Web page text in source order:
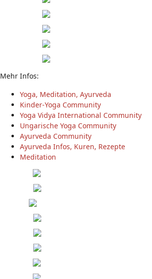
Mehr Infos:
Yoga, Meditation, Ayurveda
Kinder-Yoga Community
Yoga Vidya International Community
Ungarische Yoga Community
Ayurveda Community
Ayurveda Infos, Kuren, Rezepte
Meditation